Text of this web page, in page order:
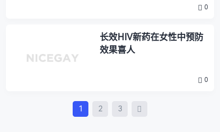
0
长效HIV新药在女性中预防
效果喜人
0
Posts
Navigation
1 2 3